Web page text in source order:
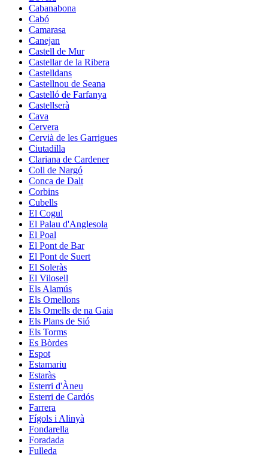
Cabanabona
Cabó
Camarasa
Canejan
Castell de Mur
Castellar de la Ribera
Castelldans
Castellnou de Seana
Castelló de Farfanya
Castellserà
Cava
Cervera
Cervià de les Garrigues
Ciutadilla
Clariana de Cardener
Coll de Nargó
Conca de Dalt
Corbins
Cubells
El Cogul
El Palau d'Anglesola
El Poal
El Pont de Bar
El Pont de Suert
El Soleràs
El Vilosell
Els Alamús
Els Omellons
Els Omells de na Gaia
Els Plans de Sió
Els Torms
Es Bòrdes
Espot
Estamariu
Estaràs
Esterri d'Àneu
Esterri de Cardós
Farrera
Fígols i Alinyà
Fondarella
Foradada
Fulleda